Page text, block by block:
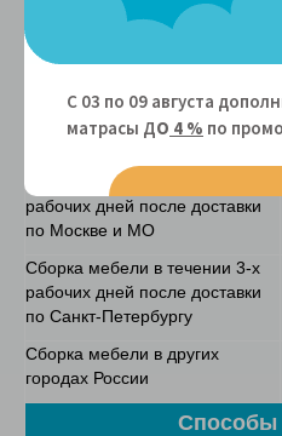
Мебель при отсутствии
грузового лифта
Сборка мебели в день доставки
по Москве и МО
Сборка мебели в течении 3-х
рабочих дней после доставки
по Москве и МО
Сборка мебели в течении 3-х
рабочих дней после доставки
по Санкт-Петербургу
Сборка мебели в других
городах России
Способы
С 03 по 09 августа
матрасы ДО 4 % по